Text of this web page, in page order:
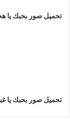
تحميل صور بحبك يا
تحميل صور بحبك يا